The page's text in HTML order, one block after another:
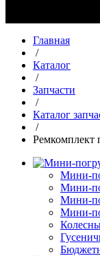
Главная
/
Каталог
/
Запчасти
/
Каталог
/
Ремкомплект
Мини-
Мини-
Мини-
Мини-